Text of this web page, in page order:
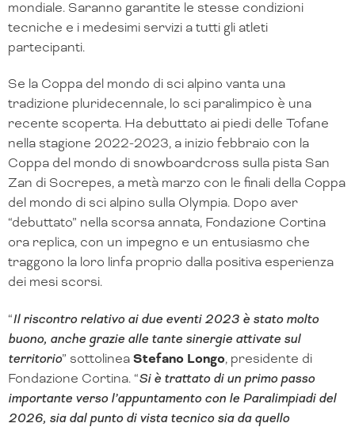
mondiale. Saranno garantite le stesse condizioni
tecniche e i medesimi servizi a tutti gli atleti
partecipanti.
Se la Coppa del mondo di sci alpino vanta una
tradizione pluridecennale, lo sci paralimpico è una
recente scoperta. Ha debuttato ai piedi delle Tofane
nella stagione 2022-2023, a inizio febbraio con la
Coppa del mondo di snowboardcross sulla pista San
Zan di Socrepes, a metà marzo con le finali della Coppa
del mondo di sci alpino sulla Olympia. Dopo aver
“debuttato” nella scorsa annata, Fondazione Cortina
ora replica, con un impegno e un entusiasmo che
traggono la loro linfa proprio dalla positiva esperienza
dei mesi scorsi.
“Il riscontro relativo ai due eventi 2023 è stato molto
buono, anche grazie alle tante sinergie attivate sul
territorio” sottolineaStefano Longo, presidente di
Fondazione Cortina. “Si è trattato di un primo passo
importante verso l’appuntamento con le Paralimpiadi del
2026, sia dal punto di vista tecnico sia da quello